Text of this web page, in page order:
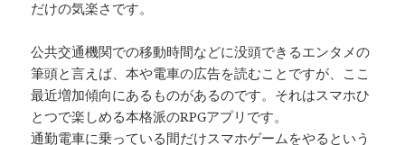
だけの気楽さです。
公共交通機関での移動時間などに没頭できるエンタメの
筆頭と言えば、本や電車の広告を読むことですが、ここ
最近増加傾向にあるものがあるのです。それはスマホひ
とつで楽しめる本格派のRPGアプリです。
通勤電車に乗っている間だけスマホゲームをやるという